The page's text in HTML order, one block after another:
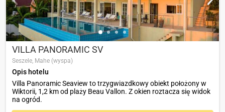
VILLA PANORAMIC SV
Seszele, Mahe (wyspa)
Opis hotelu
Villa Panoramic Seaview to trzygwiazdkowy obiekt położony w
Wiktorii, 1,2 km od plaży Beau Vallon. Z okien roztacza się widok
na ogród.